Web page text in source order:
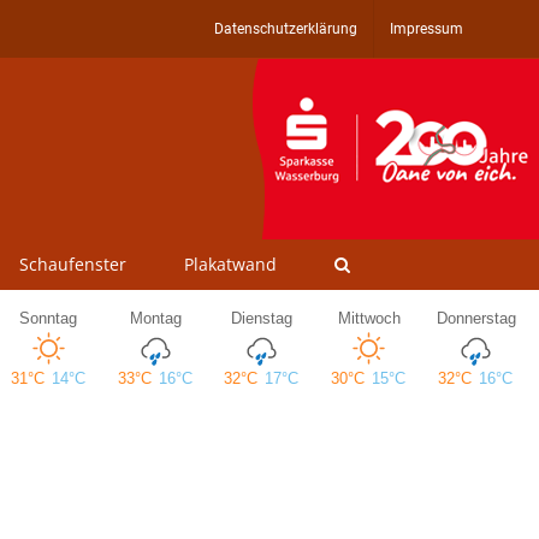
Datenschutzerklärung Impressum
Schaufenster Plakatwand